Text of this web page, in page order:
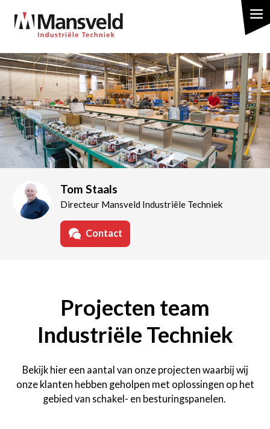
de
inhoud
gaan
Tom Staals
Directeur Mansveld Industriële Techniek
Contact
Projecten team
Industriële Techniek
Bekijk hier een aantal van onze projecten waarbij wij
onze klanten hebben geholpen met oplossingen op het
gebied van schakel- en besturingspanelen.